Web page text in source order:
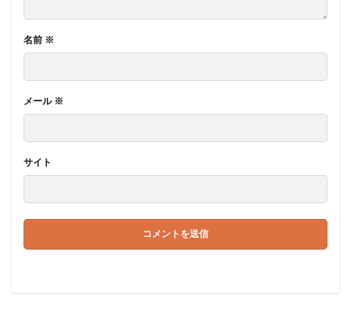
名前 ※
メール ※
サイト